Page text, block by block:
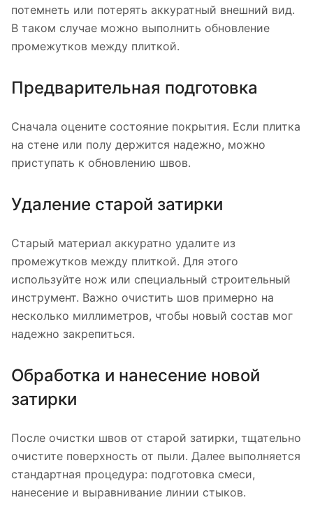
потемнеть или потерять аккуратный внешний вид.
В таком случае можно выполнить обновление
промежутков между плиткой.
Предварительная подготовка
Сначала оцените состояние покрытия. Если плитка
на стене или полу держится надежно, можно
приступать к обновлению швов.
Удаление старой затирки
Старый материал аккуратно удалите из
промежутков между плиткой. Для этого
используйте нож или специальный строительный
инструмент. Важно очистить шов примерно на
несколько миллиметров, чтобы новый состав мог
надежно закрепиться.
Обработка и нанесение новой
затирки
После очистки швов от старой затирки, тщательно
очистите поверхность от пыли. Далее выполняется
стандартная процедура: подготовка смеси,
нанесение и выравнивание линии стыков.